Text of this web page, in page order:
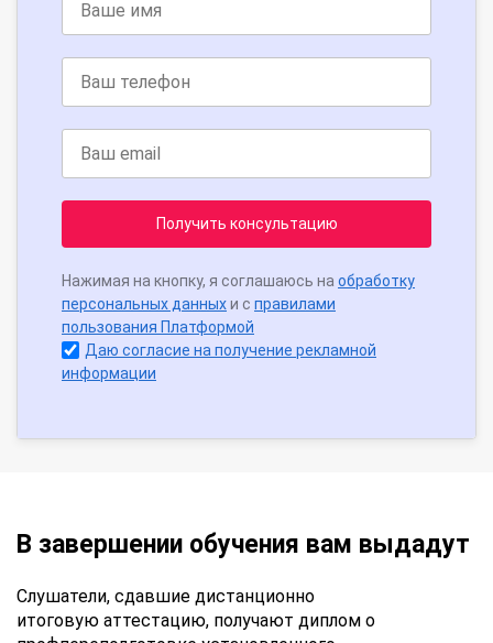
Получить консультацию
Нажимая на кнопку, я соглашаюсь на обработку
персональных данныхи с правилами
пользования Платформой
Даю согласие на получение рекламной
информации
В завершении обучения вам выдадут
Слушатели, сдавшие дистанционно
итоговую аттестацию, получают диплом о